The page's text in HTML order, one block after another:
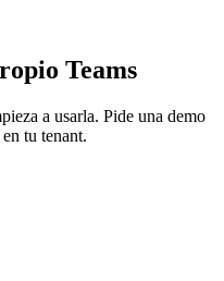
Teams
a usarla. Pide una demo
tu tenant.